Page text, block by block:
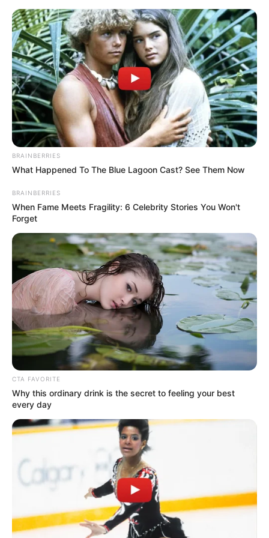
MENU
ET
WIDGETS
PRIX DE CORNULIER
PRONOSTIC QUINTE PMU 19-
01-2025
Dimanche 19 Janvier 2025 à VINCENNES dans la
Réunion n°1 PRIX DE CORNULIER – Trot Monté –
2700 mètres.
BRAINBERRIES
What Happened To The Blue Lagoon Cast? See Them Now
BRAINBERRIES
When Fame Meets Fragility: 6 Celebrity Stories You Won't
Forget
CTA FAVORITE
Why this ordinary drink is the secret to feeling your best
every day